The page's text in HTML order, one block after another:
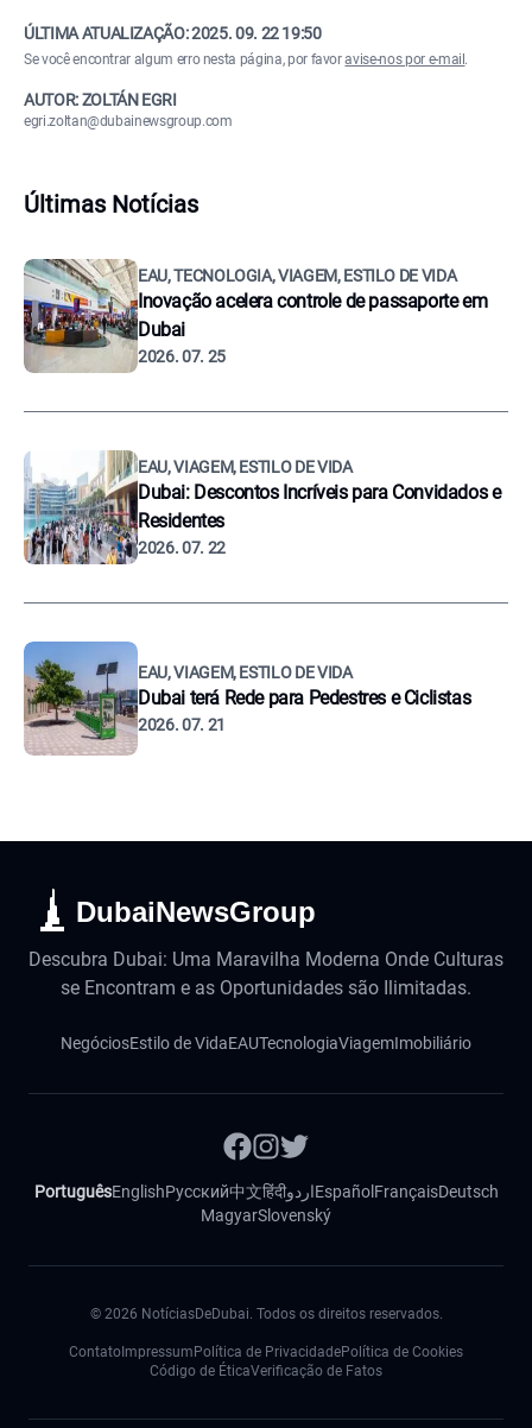
ÚLTIMA ATUALIZAÇÃO:2025. 09. 22 19:50
Se você encontrar algum erro nesta página, por favoravise-nos por e-mail .
AUTOR: ZOLTÁN EGRI
egri.zoltan@dubainewsgroup.com
Últimas Notícias
EAU, TECNOLOGIA, VIAGEM, ESTILO DE VIDA
Inovação acelera controle de passaporte em
Dubai
2026. 07. 25
EAU, VIAGEM, ESTILO DE VIDA
Dubai: Descontos Incríveis para Convidados e
Residentes
2026. 07. 22
EAU, VIAGEM, ESTILO DE VIDA
Dubai terá Rede para Pedestres e Ciclistas
2026. 07. 21
DubaiNewsGroup
Descubra Dubai: Uma Maravilha Moderna Onde Culturas
se Encontram e as Oportunidades são Ilimitadas.
NegóciosEstilo de VidaEAUTecnologiaViagemImobiliário
PortuguêsEnglishРусский中文हिंदीاردوEspañol FrançaisDeutsch
MagyarSlovenský
© 2026 NotíciasDeDubai. Todos os direitos reservados.
Contato Impressum Política de PrivacidadePolítica de Cookies
Código de ÉticaVerificação de Fatos